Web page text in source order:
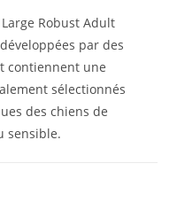
Large Robust Adult
par des
contiennent une
sélectionnés
des chiens de
sensible.